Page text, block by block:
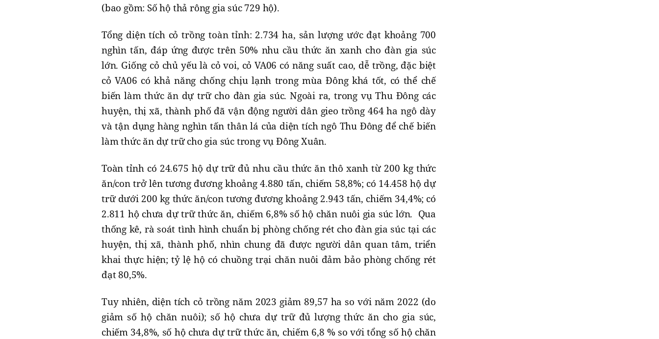
(bao gồm: Số hộ thả rông gia súc 729 hộ).
Tổng diện tích cỏ trồng toàn tỉnh: 2.734 ha, sản lượng ước đạt khoảng 700
nghìn tấn, đáp ứng được trên 50% nhu cầu thức ăn xanh cho đàn gia súc
lớn. Giống cỏ chủ yếu là cỏ voi, cỏ VA06 có năng suất cao, dễ trồng, đặc biệt
cỏ VA06 có khả năng chống chịu lạnh trong mùa Đông khá tốt, có thể chế
biến làm thức ăn dự trữ cho đàn gia súc. Ngoài ra, trong vụ Thu Đông các
huyện, thị xã, thành phố đã vận động người dân gieo trồng 464 ha ngô dày
và tận dụng hàng nghìn tấn thân lá của diện tích ngô Thu Đông để chế biến
làm thức ăn dự trữ cho gia súc trong vụ Đông Xuân.
Toàn tỉnh có 24.675 hộ dự trữ đủ nhu cầu thức ăn thô xanh từ 200 kg thức
ăn/con trở lên tương đương khoảng 4.880 tấn, chiếm 58,8%; có 14.458 hộ dự
trữ dưới 200 kg thức ăn/con tương đương khoảng 2.943 tấn, chiếm 34,4%; có
2.811 hộ chưa dự trữ thức ăn, chiếm 6,8% số hộ chăn nuôi gia súc lớn. Qua
thống kê, rà soát tình hình chuẩn bị phòng chống rét cho đàn gia súc tại các
huyện, thị xã, thành phố, nhìn chung đã được người dân quan tâm, triển
khai thực hiện; tỷ lệ hộ có chuồng trại chăn nuôi đảm bảo phòng chống rét
đạt 80,5%.
Tuy nhiên, diện tích cỏ trồng năm 2023 giảm 89,57 ha so với năm 2022 (do
giảm số hộ chăn nuôi); số hộ chưa dự trữ đủ lượng thức ăn cho gia súc,
chiếm 34,8%, số hộ chưa dự trữ thức ăn, chiếm 6,8 % so với tổng số hộ chăn